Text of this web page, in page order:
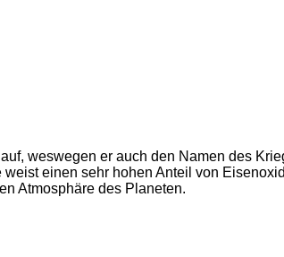
weswegen er auch den Namen des
einen sehr hohen Anteil von
Atmosphäre des Planeten.